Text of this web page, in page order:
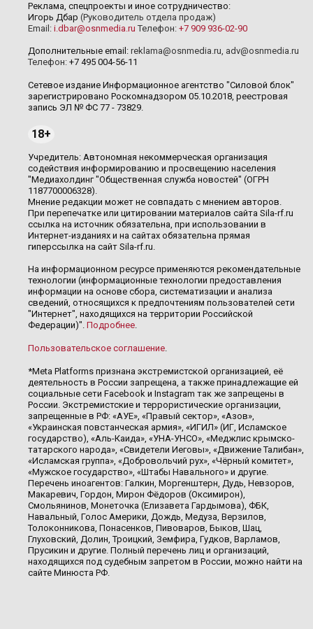
Реклама, спецпроекты и иное сотрудничество:
Игорь Дбар (Руководитель отдела продаж)
Email: i.dbar@osnmedia.ru Телефон: +7 909 936-02-90
Дополнительные email: reklama@osnmedia.ru, adv@osnmedia.ru
Телефон: +7 495 004-56-11
Сетевое издание Информационное агентство "Силовой блок"
зарегистрировано Роскомнадзором 05.10.2018, реестровая
запись ЭЛ № ФС 77 - 73829.
18+
Учредитель: Автономная некоммерческая организация
содействия информированию и просвещению населения
"Медиахолдинг "Общественная служба новостей" (ОГРН
1187700006328).
Мнение редакции может не совпадать с мнением авторов.
При перепечатке или цитировании материалов сайта Sila-rf.ru
ссылка на источник обязательна, при использовании в
Интернет-изданиях и на сайтах обязательна прямая
гиперссылка на сайт Sila-rf.ru.
На информационном ресурсе применяются рекомендательные
технологии (информационные технологии предоставления
информации на основе сбора, систематизации и анализа
сведений, относящихся к предпочтениям пользователей сети
"Интернет", находящихся на территории Российской
Федерации)". Подробнее.
Пользовательское соглашение.
*Meta Platforms признана экстремистской организацией, её
деятельность в России запрещена, а также принадлежащие ей
социальные сети Facebook и Instagram так же запрещены в
России. Экстремистские и террористические организации,
запрещенные в РФ: «АУЕ», «Правый сектор», «Азов»,
«Украинская повстанческая армия», «ИГИЛ» (ИГ, Исламское
государство), «Аль-Каида», «УНА-УНСО», «Меджлис крымско-
татарского народа», «Свидетели Иеговы», «Движение Талибан»,
«Исламская группа», «Добровольчий рух», «Чёрный комитет»,
«Мужское государство», «Штабы Навального» и другие.
Перечень иноагентов: Галкин, Моргенштерн, Дудь, Невзоров,
Макаревич, Гордон, Мирон Фёдоров (Оксимирон),
Смольянинов, Монеточка (Елизавета Гардымова), ФБК,
Навальный, Голос Америки, Дождь, Медуза, Верзилов,
Толоконникова, Понасенков, Пивоваров, Быков, Шац,
Глуховский, Долин, Троицкий, Земфира, Гудков, Варламов,
Прусикин и другие. Полный перечень лиц и организаций,
находящихся под судебным запретом в России, можно найти на
сайте Минюста РФ.